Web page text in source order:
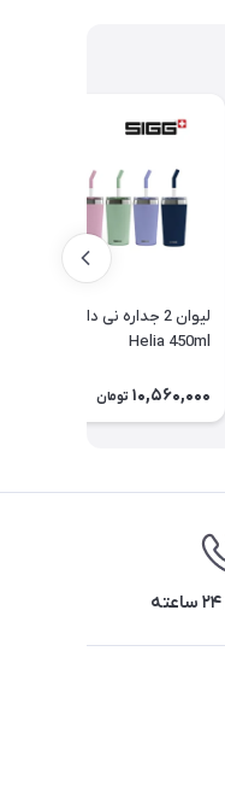
لیوان 2 جداره نی دار سیگ مدل
Helia 450ml
10,560,000 تومان